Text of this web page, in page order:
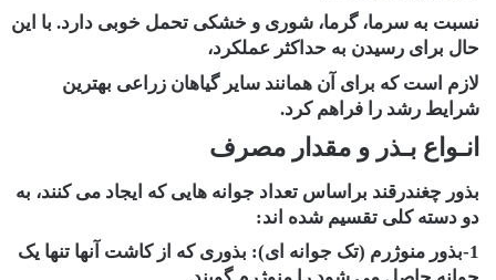
نسبت به سرما، گرما، شوری و خشکی تحمل خوبی دارد. با این
حال برای رسیدن به حداکثر عملکرد،
لازم است که برای آن همانند سایر گیاهان زراعی بهترین
شرایط رشد را فراهم کرد.
انـواع بـذر و مقدار مصرف
بذور چغندرقند براساس تعداد جوانه هایی که ایجاد می کنند، به
دو دسته کلی تقسیم شده اند:
1-بذور منوژرم (تک جوانه ای): بذوری که از کاشت آنها تنها یک